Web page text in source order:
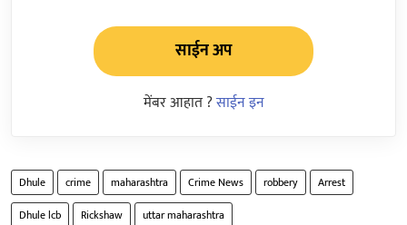
साईन अप
मेंबर आहात ?साईन इन
Dhule crime maharashtra Crime News robbery
Arrest
Dhule lcb
Rickshaw uttar maharashtra